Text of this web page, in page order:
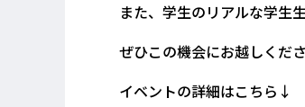
また、学生のリアルな学生
ぜひこの機会にお越しくださ
イベントの詳細はこちら↓